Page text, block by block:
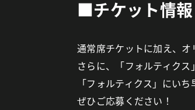
■チケット情報
通常席チケットに加え、
さらに、「フォルティク
「フォルティクス」にい
ぜひご応募ください！